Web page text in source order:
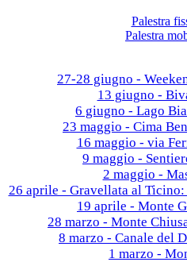
Palestra
Palestra
27-28 giugno -
13 giugno -
6 giugno - Lago
23 maggio - Cima
16 maggio - via
9 maggio -
2 maggio -
26 aprile - Gravellata al
19 aprile - Monte
28 marzo - Monte
8 marzo - Canale del
1 marzo -